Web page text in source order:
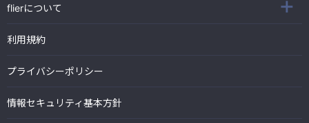
flierについて
利用規約
プライバシーポリシー
情報セキュリティ基本方針